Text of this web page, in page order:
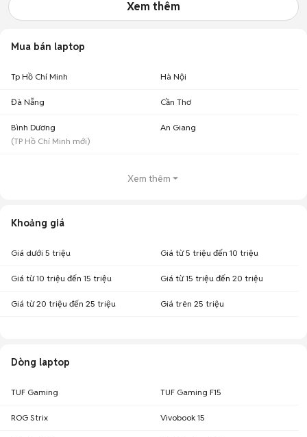
Xem thêm
Mua bán laptop
Tp Hồ Chí Minh Hà Nội
Đà Nẵng Cần Thơ
Bình Dương
(TP Hồ Chí Minh mới)
An Giang
Xem thêm
Khoảng giá
Giá dưới 5 triệu Giá từ 5 triệu đến 10 triệu
Giá từ 10 triệu đến 15 triệu Giá từ 15 triệu đến 20 triệu
Giá từ 20 triệu đến 25 triệu Giá trên 25 triệu
Dòng laptop
TUF Gaming TUF Gaming F15
ROG Strix Vivobook 15